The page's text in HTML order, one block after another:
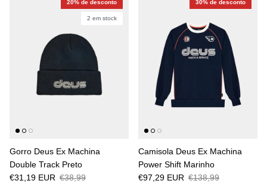
20% de desconto
2 em stock
Gorro Deus Ex Machina
Double Track Preto
€31,19 EUR €38,99
30% de desconto
Camisola Deus Ex Machina
Power Shift Marinho
€97,29 EUR €138,99